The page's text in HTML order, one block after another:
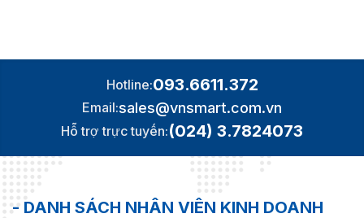
Hotline:093.6611.372
Email:sales@vnsmart.com.vn
Hỗ trợ trực tuyến:(024) 3.7824073
- DANH SÁCH NHÂN VIÊN KINH DOANH